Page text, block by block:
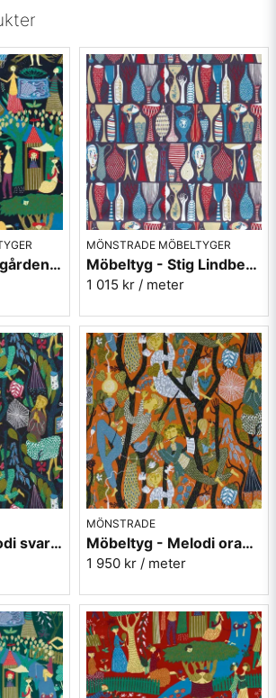
Möbeltyg - Lustgården svart - Stig Lindberg
MÖNSTRADE MÖBELTYGER
Möbeltyg - Stig Lindberg - Pottery - 100% bomull
1 015 kr / meter
Möbeltyg - Melodi svart - Stig Lindberg - 100% lin
MÖNSTRADE
Möbeltyg - Melodi orange - Stig Lindberg - 100% lin
1 950 kr / meter
maila mig på